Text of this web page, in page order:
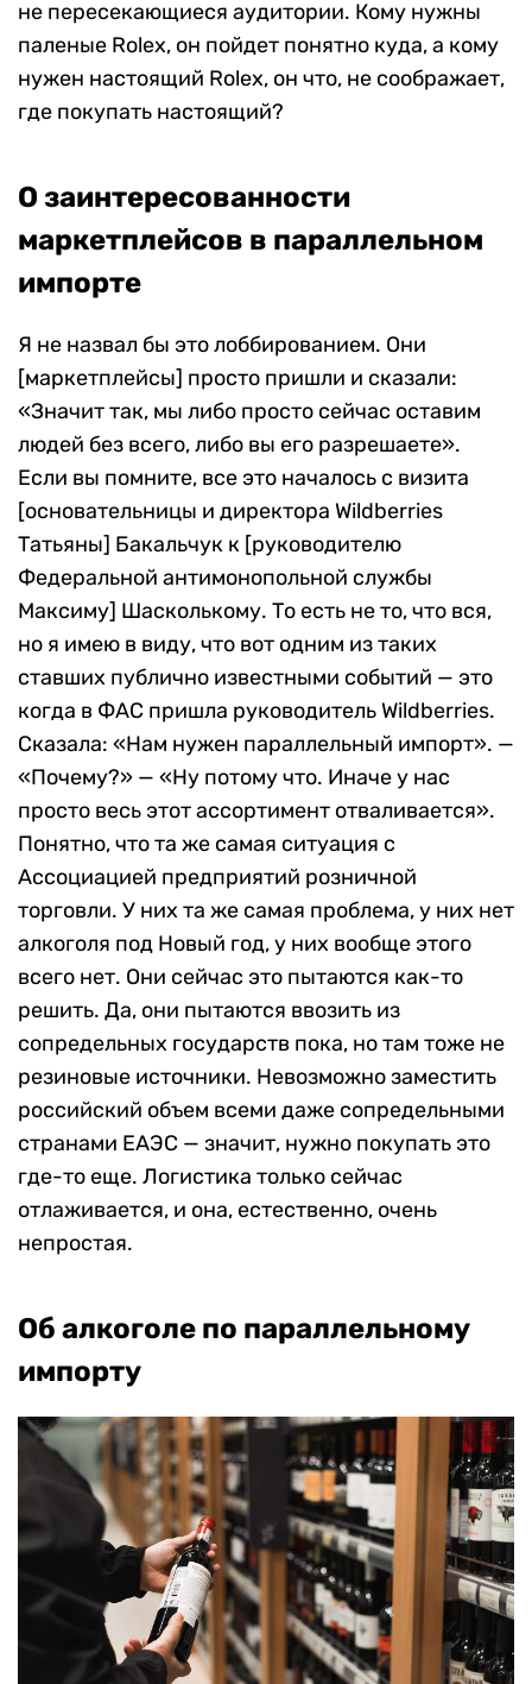
не пересекающиеся аудитории. Кому нужны
паленые Rolex, он пойдет понятно куда, а кому
нужен настоящий Rolex, он что, не соображает,
где покупать настоящий?
О заинтересованности
маркетплейсов в параллельном
импорте
Я не назвал бы это лоббированием. Они
[маркетплейсы] просто пришли и сказали:
«Значит так, мы либо просто сейчас оставим
людей без всего, либо вы его разрешаете».
Если вы помните, все это началось с визита
[основательницы и директора Wildberries
Татьяны] Бакальчук к [руководителю
Федеральной антимонопольной службы
Максиму] Шасколькому. То есть не то, что вся,
но я имею в виду, что вот одним из таких
ставших публично известными событий — это
когда в ФАС пришла руководитель Wildberries.
Сказала: «Нам нужен параллельный импорт». —
«Почему?» — «Ну потому что. Иначе у нас
просто весь этот ассортимент отваливается».
Понятно, что та же самая ситуация с
Ассоциацией предприятий розничной
торговли. У них та же самая проблема, у них нет
алкоголя под Новый год, у них вообще этого
всего нет. Они сейчас это пытаются как-то
решить. Да, они пытаются ввозить из
сопредельных государств пока, но там тоже не
резиновые источники. Невозможно заместить
российский объем всеми даже сопредельными
странами ЕАЭС — значит, нужно покупать это
где-то еще. Логистика только сейчас
отлаживается, и она, естественно, очень
непростая.
Об алкоголе по параллельному
импорту